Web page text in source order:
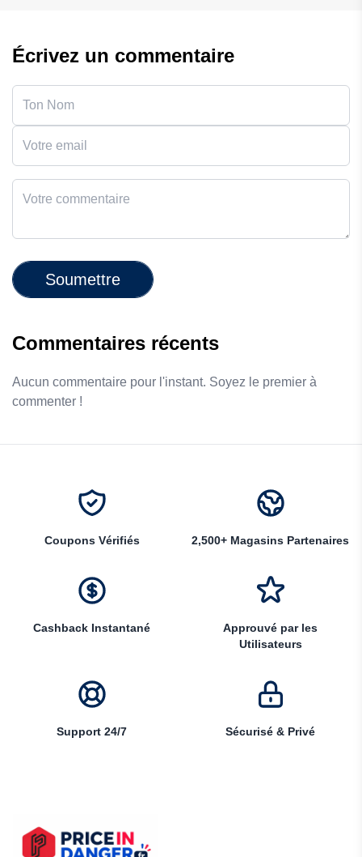
Écrivez un commentaire
Soumettre
Commentaires récents
Aucun commentaire pour l'instant. Soyez le premier à
commenter !
Coupons Vérifiés 2,500+ Magasins Partenaires
Cashback Instantané
Approuvé par les
Utilisateurs
Support 24/7 Sécurisé & Privé